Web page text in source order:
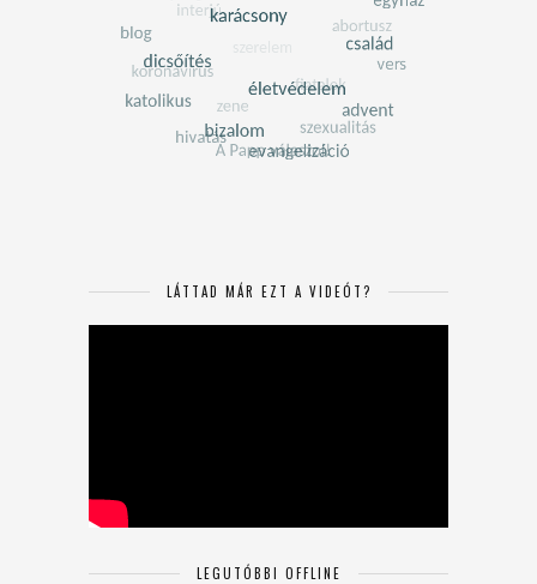
LÁTTAD MÁR EZT A VIDEÓT?
LEGUTÓBBI OFFLINE